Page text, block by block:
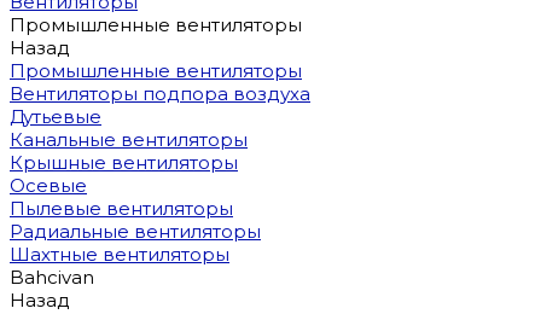
Промышленные вентиляторы
Назад
Промышленные вентиляторы
Вентиляторы подпора воздуха
Дутьевые
Канальные вентиляторы
Крышные вентиляторы
Осевые
Пылевые вентиляторы
Радиальные вентиляторы
Шахтные вентиляторы
Bahcivan
Назад